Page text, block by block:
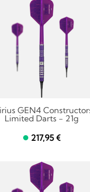
GEN4
Limited Darts - 21g
217,95 €